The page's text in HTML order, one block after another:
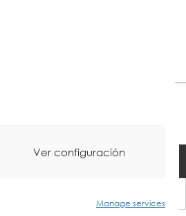
Manage services
Ver configuración
Creativa